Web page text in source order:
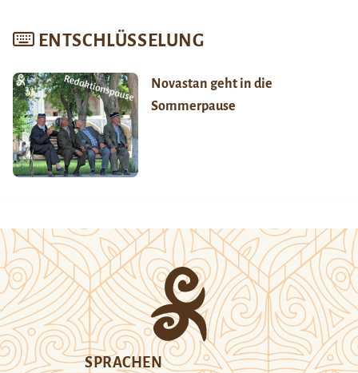
ENTSCHLÜSSELUNG
Novastan geht in die
Sommerpause
SPRACHEN